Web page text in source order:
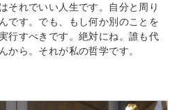
それでいい人生です。自分と周り
です。でも、もし何か別のことを
行すべきです。絶対にね。誰も代
から。それが私の哲学です。